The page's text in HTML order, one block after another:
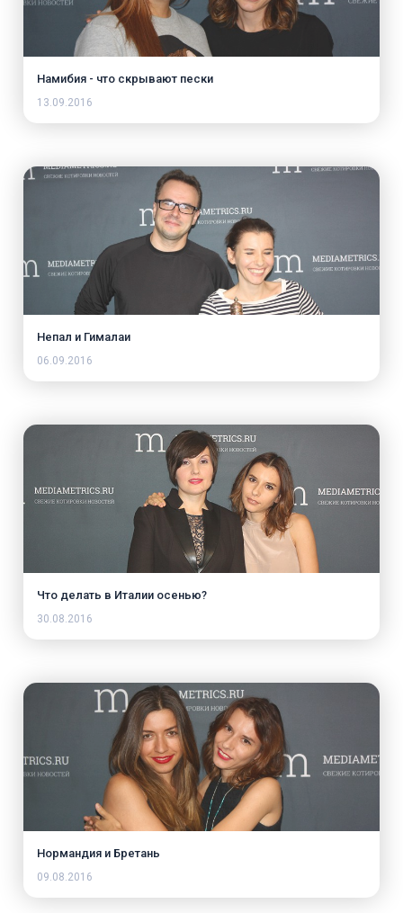
Намибия - что скрывают пески
13.09.2016
Непал и Гималаи
06.09.2016
Что делать в Италии осенью?
30.08.2016
Нормандия и Бретань
09.08.2016